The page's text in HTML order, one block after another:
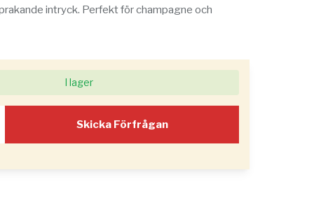
intryck. Perfekt för champagne och
I lager
Skicka Förfrågan